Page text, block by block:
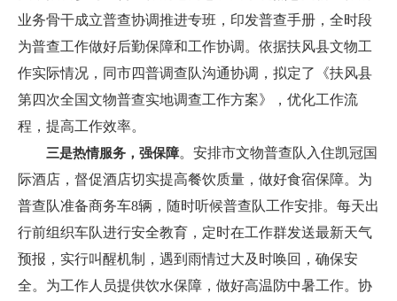
业务骨干成立普查协调推进专班，印发普查手册，全时段
为普查工作做好后勤保障和工作协调。依据扶风县文物工
作实际情况，同市四普调查队沟通协调，拟定了《扶风县
第四次全国文物普查实地调查工作方案》，优化工作流
程，提高工作效率。
三是热情服务，强保障。安排市文物普查队入住凯冠国
际酒店，督促酒店切实提高餐饮质量，做好食宿保障。为
普查队准备商务车8辆，随时听候普查队工作安排。每天出
行前组织车队进行安全教育，定时在工作群发送最新天气
预报，实行叫醒机制，遇到雨情过大及时唤回，确保安
全。为工作人员提供饮水保障，做好高温防中暑工作。协